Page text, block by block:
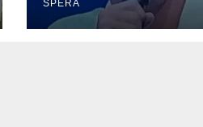
SPERA